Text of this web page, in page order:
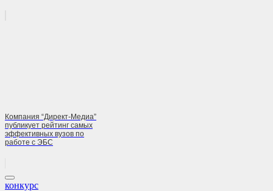
Компания “Директ-Медиа”
публикует рейтинг самых
эффективных вузов по
работе с ЭБС
конкурс